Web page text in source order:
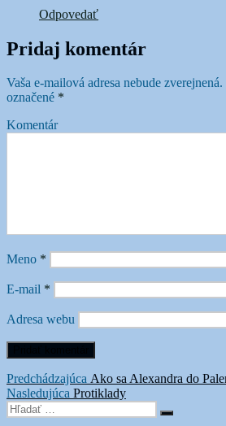
Odpovedať
Pridaj komentár
Vaša e-mailová adresa nebude zverejnená.
označené *
Komentár
Meno *
E-mail *
Adresa webu
Navigácia
v
Predchádzajúca Predchádzajúci
článok:
Ako sa Alexandra do
Nasledujúca Ďalší
článok:
Protiklady
Hľadať:
Vyhľadávanie